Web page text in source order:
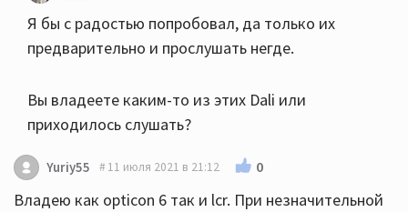
Я бы с радостью попробовал, да только их
предварительно и прослушать негде.
Вы владеете каким-то из этих Dali или
приходилось слушать?
Yuriy55 11 июля 2021 в 21:12 0
Владею как opticon 6 так и lcr. При незначительной